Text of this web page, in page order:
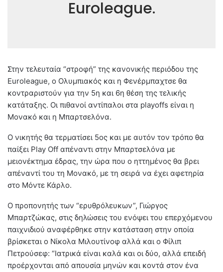
Euroleague.
Στην τελευταία “στροφή” της κανονικής περιόδου της
Euroleague, ο Ολυμπιακός και η Φενέρμπαχτσε θα
κοντραριστούν για την 5η και 6η θέση της τελικής
κατάταξης. Οι πιθανοί αντίπαλοι στα playoffs είναι η
Μονακό και η Μπαρτσελόνα.
Ο νικητής θα τερματίσει 5ος και με αυτόν τον τρόπο θα
παίξει Play Off απέναντι στην Μπαρτσελόνα με
μειονέκτημα έδρας, την ώρα που ο ηττημένος θα βρει
απέναντί του τη Μονακό, με τη σειρά να έχει αφετηρία
στο Μόντε Κάρλο.
Ο προπονητής των “ερυθρόλευκων”, Γιώργος
Μπαρτζώκας, στις δηλώσεις του ενόψει του επερχόμενου
παιχνιδιού αναφέρθηκε στην κατάσταση στην οποία
βρίσκεται ο Νίκολα Μιλουτίνοφ αλλά και ο Φίλιπ
Πετρούσεφ: “Ιατρικά είναι καλά και οι δύο, αλλά επειδή
προέρχονται από απουσία μηνών και κοντά στον ένα